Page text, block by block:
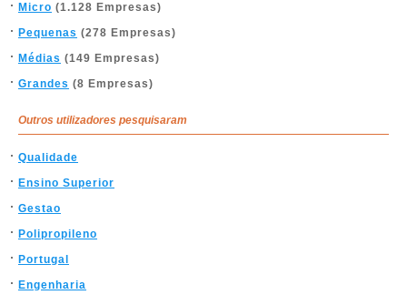
Micro (1.128 Empresas)
Pequenas (278 Empresas)
Médias (149 Empresas)
Grandes (8 Empresas)
Outros utilizadores pesquisaram
Qualidade
Ensino Superior
Gestao
Polipropileno
Portugal
Engenharia